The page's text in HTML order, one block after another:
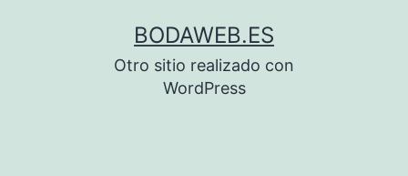
BODAWEB.ES
Otro sitio realizado con
WordPress